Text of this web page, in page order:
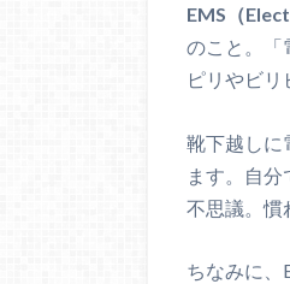
EMS（
のこと。「
ピリやビリ
靴下越しに
ます。自
不思議。慣
ちなみに、